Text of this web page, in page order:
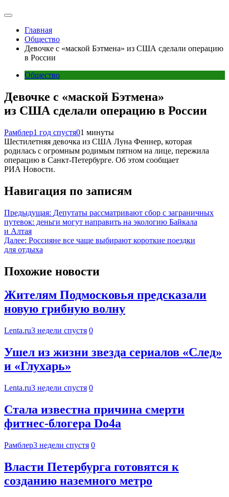
Главная
Общество
Девочке с «маской Бэтмена» из США сделали операцию
в России
Общество
Девочке с «маской Бэтмена»
из США сделали операцию в России
Рамблер1 год спустя01 минуты
Шестилетняя девочка из США Луна Феннер, которая
родилась с огромным родимым пятном на лице, пережила
операцию в Санкт-Петербурге. Об этом сообщает
РИА Новости.
Навигация по записям
Предыдущая: Депутаты рассматривают сбор с заграничных
путевок: деньги могут направить на экологию Байкала
и Алтая
Далее: Россияне все чаще выбирают короткие поездки
для отдыха
Похожие новости
Жителям Подмосковья предсказали
новую грибную волну
Lenta.ru3 недели спустя 0
Ушел из жизни звезда сериалов «След»
и «Глухарь»
Lenta.ru3 недели спустя 0
Стала известна причина смерти
фитнес-блогера Do4а
Рамблер3 недели спустя 0
Власти Петербурга готовятся к
созданию наземного метро